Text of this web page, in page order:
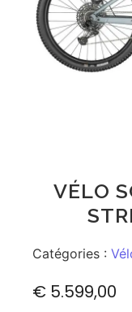
VÉLO
Catégories :
€ 5.599,00